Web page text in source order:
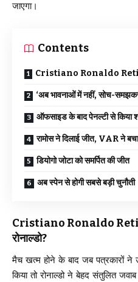
जाएगा।
Contents
Cristiano Ronaldo
‘अब भावनाओं में नहीं, सोच-
ऑफसाइड के बाद पेनल्टी से किया
रामोस ने दिलाई जीत, VAR ने
डियोगो जोटा को समर्पित की जीत
अब स्पेन से होगी सबसे बड़ी चुनौती
Cristiano Ronaldo
रोनाल्डो?
मैच खत्म होने के बाद जब पत्रकारों ने
किया तो रोनाल्डो ने बेहद संतुलित